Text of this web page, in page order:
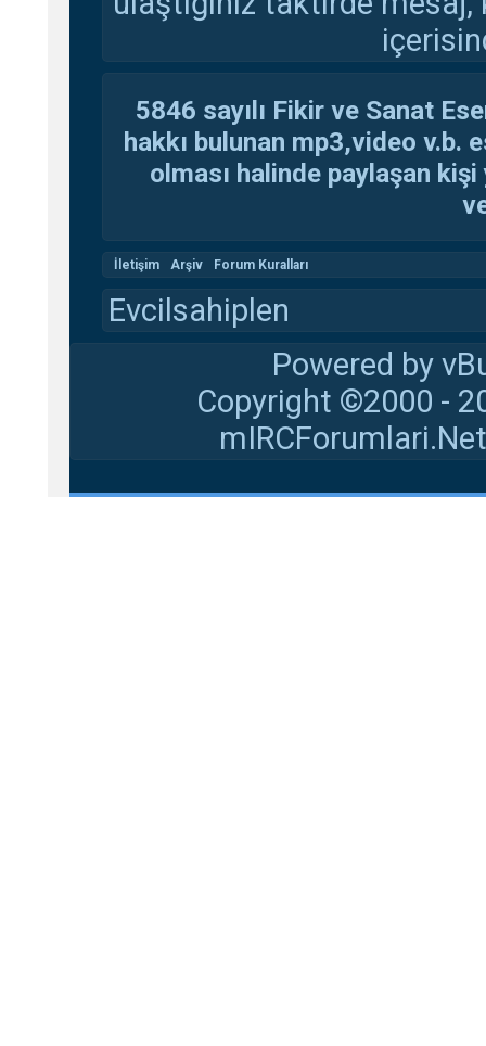
5846 sayılı Fikir ve Sanat
hakkı bulunan mp3,video v.b.
olması halinde paylaşan
İletişim Arşiv Forum Kuralları
Evcilsahiplen
Powered by
Copyright ©2000 -